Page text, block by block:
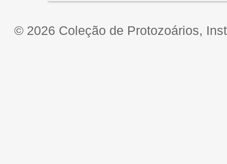
© 2026 Coleção de Protozoários,